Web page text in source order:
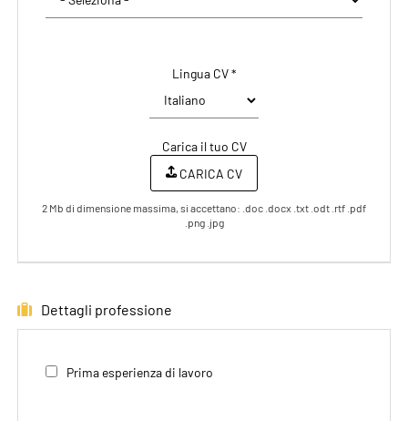
Lingua CV *
Carica il tuo CV
CARICA CV
2 Mb di dimensione massima, si accettano: .doc .docx .txt .odt .rtf .pdf
.png .jpg
Dettagli professione
Prima esperienza di lavoro